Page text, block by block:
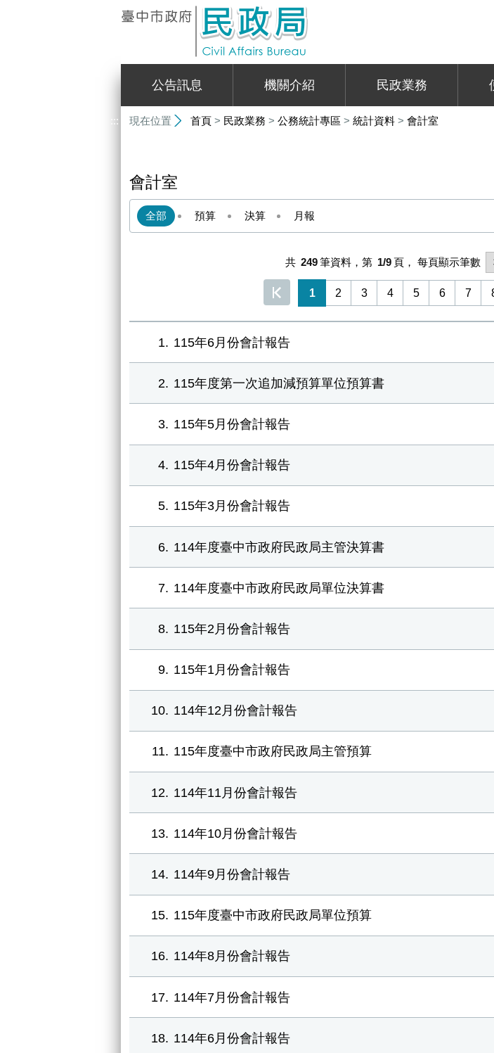
公告訊息 機關介紹 民政業務
::: 現在位置 首頁 > 民政業務 > 公務統計專區 > 統計資料 > 會計室
會計室
全部 預算 決算 月報
共 249筆資料，第 1/9 頁， 每頁顯示筆數
1 2 3 4 5 6 7
1 115年6月份會計報告
2 115年度第一次追加減預算單位預算書
3 115年5月份會計報告
4 115年4月份會計報告
5 115年3月份會計報告
6 114年度臺中市政府民政局主管決算書
7 114年度臺中市政府民政局單位決算書
8 115年2月份會計報告
9 115年1月份會計報告
10 114年12月份會計報告
11 115年度臺中市政府民政局主管預算
12 114年11月份會計報告
13 114年10月份會計報告
14 114年9月份會計報告
15 115年度臺中市政府民政局單位預算
16 114年8月份會計報告
17 114年7月份會計報告
18 114年6月份會計報告